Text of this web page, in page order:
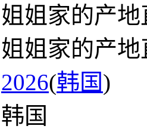
家的产地
家的产地
2026(韩国)
国